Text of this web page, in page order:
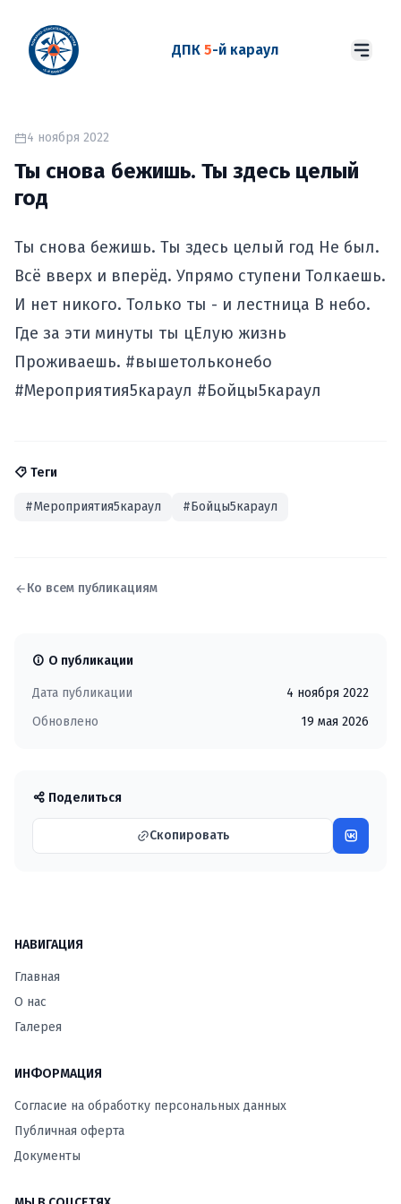
ДПК 5-й караул
4 ноября 2022
Ты снова бежишь. Ты здесь целый
год
Ты снова бежишь. Ты здесь целый год Не был.
Всё вверх и вперёд. Упрямо ступени Толкаешь.
И нет никого. Только ты - и лестница В небо.
Где за эти минуты ты цЕлую жизнь
Проживаешь. #вышетольконебо
#Мероприятия5караул #Бойцы5караул
Теги
#Мероприятия5караул #Бойцы5караул
Ко всем публикациям
О публикации
Дата публикации
4 ноября 2022
Обновлено
19 мая 2026
Поделиться
Скопировать
НАВИГАЦИЯ
Главная
О нас
Галерея
ИНФОРМАЦИЯ
Согласие на обработку персональных данных
Публичная оферта
Документы